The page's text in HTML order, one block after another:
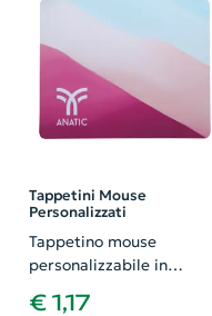
Tappetini Mouse
Personalizzati
Tappetino mouse
personalizzabile in
€ 1,17